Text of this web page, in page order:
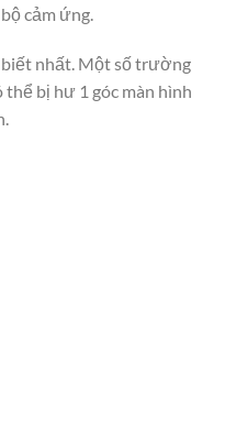
cảm ứng.
biết nhất. Một số trường
bị hư 1 góc màn hình